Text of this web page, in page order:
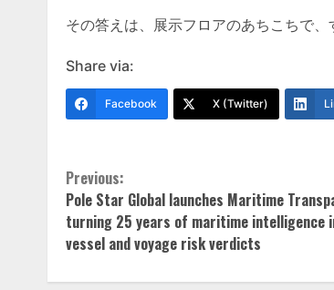
その答えは、展示フロアのあちこちで、
Share via:
Facebook X (Twitter)
Continue
Reading
Previous:
Pole Star Global launches Maritime
turning 25 years of maritime intelligence
vessel and voyage risk verdicts